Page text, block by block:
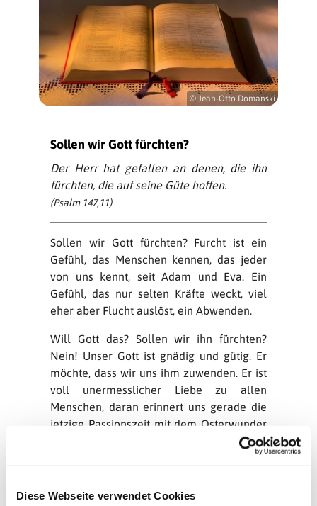
Diese Webseite verwendet Cookies
© Jean-Otto Domanski
Sollen wir Gott fürchten?
Der Herr hat gefallen an denen, die ihn
fürchten, die auf seine Güte hoffen.
(Psalm 147,11)
Sollen wir Gott fürchten? Furcht ist ein
Gefühl, das Menschen kennen, das jeder
von uns kennt, seit Adam und Eva. Ein
Gefühl, das nur selten Kräfte weckt, viel
eher aber Flucht auslöst, ein Abwenden.
Will Gott das? Sollen wir ihn fürchten?
Nein! Unser Gott ist gnädig und gütig. Er
möchte, dass wir uns ihm zuwenden. Er ist
voll unermesslicher Liebe zu allen
Menschen, daran erinnert uns gerade die
jetzige Passionszeit mit dem Osterwunder
Unser Losungswort muss im
gesehen werden. Es ist eingebettet in